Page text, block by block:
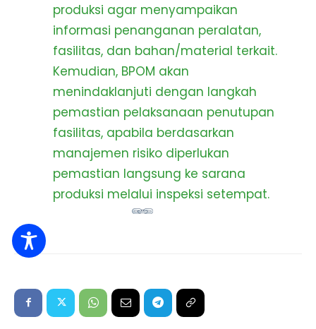
produksi agar menyampaikan
informasi penanganan peralatan,
fasilitas, dan bahan/material terkait.
Kemudian, BPOM akan
menindaklanjuti dengan langkah
pemastian pelaksanaan penutupan
fasilitas, apabila berdasarkan
manajemen risiko diperlukan
pemastian langsung ke sarana
produksi melalui inspeksi setempat.